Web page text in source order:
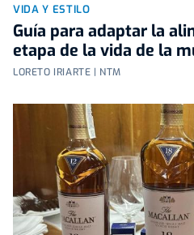
VIDA Y ESTILO
Guía para adaptar la
etapa de la vida de la
LORETO IRIARTE | NTM